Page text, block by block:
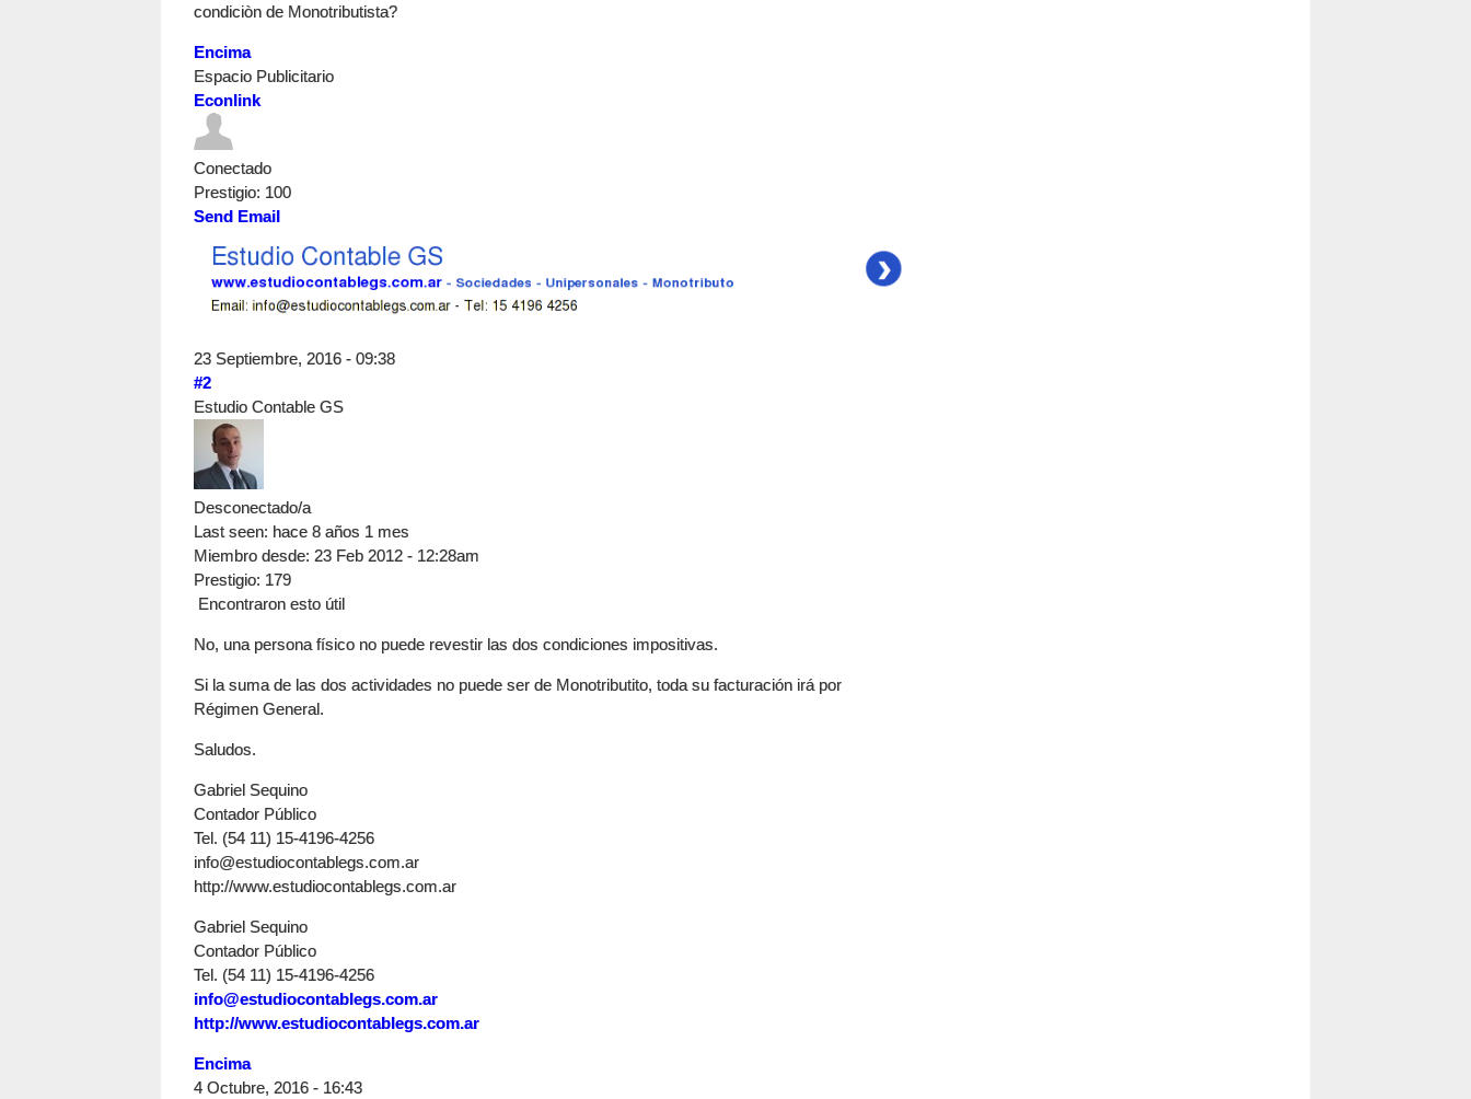
condiciòn de Monotributista?
Encima
Espacio Publicitario
Econlink
Conectado
Prestigio: 100
Send Email
23 Septiembre, 2016 - 09:38
#2
Estudio Contable GS
Desconectado/a
Last seen: hace 8 años 1 mes
Miembro desde: 23 Feb 2012 - 12:28am
Prestigio: 179
Encontraron esto útil
No, una persona físico no puede revestir las dos condiciones impositivas.
Si la suma de las dos actividades no puede ser de Monotributito, toda su facturación irá por
Régimen General.
Saludos.
Gabriel Sequino
Contador Público
Tel. (54 11) 15-4196-4256
info@estudiocontablegs.com.ar
http://www.estudiocontablegs.com.ar
Gabriel Sequino
Contador Público
Tel. (54 11) 15-4196-4256
info@estudiocontablegs.com.ar
http://www.estudiocontablegs.com.ar
Encima
4 Octubre, 2016 - 16:43